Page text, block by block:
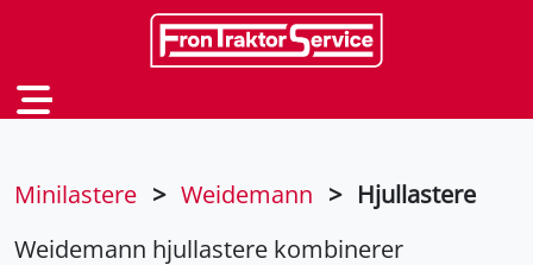
Minilastere > Weidemann > Hjullastere
Weidemann hjullastere kombinerer